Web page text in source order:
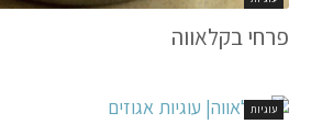
פרחי בקלאווה
עוגיות